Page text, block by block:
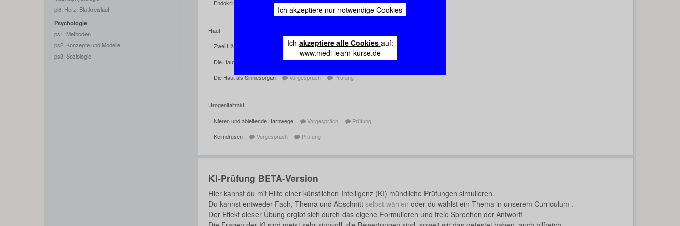
Ich akzeptiere nur notwendige Cookies
Ich akzeptiere alle Cookies auf:
www.medi-learn-kurse.de
pl6: Herz, Blutkreislauf
Psychologie
ps1: Methoden
ps2: Konzepte und Modelle
ps3: Soziologie
Endokrine Drüsen Vorgespräch Prüfung
Haut
Zwei Häute
Prüfung
Die Haut als Barriere
Vorgespräch
Prüfung
Die Haut als Sinnesorgan
Vorgespräch Prüfung
Urogenitaltrakt
Nieren und ableitende Harnwege
Vorgespräch
Prüfung
Keimdrüsen
Vorgespräch Prüfung
KI-Prüfung BETA-Version
Hier kannst du mit Hilfe einer künstlichen Intelligenz (KI) mündliche Prüfungen simulieren.
Du kannst entweder Fach, Thema und Abschnitt selbst wählen oder du wählst ein Thema in unserem Curriculum .
Der Effekt dieser Übung ergibt sich durch das eigene Formulieren und freie Sprechen der Antwort!